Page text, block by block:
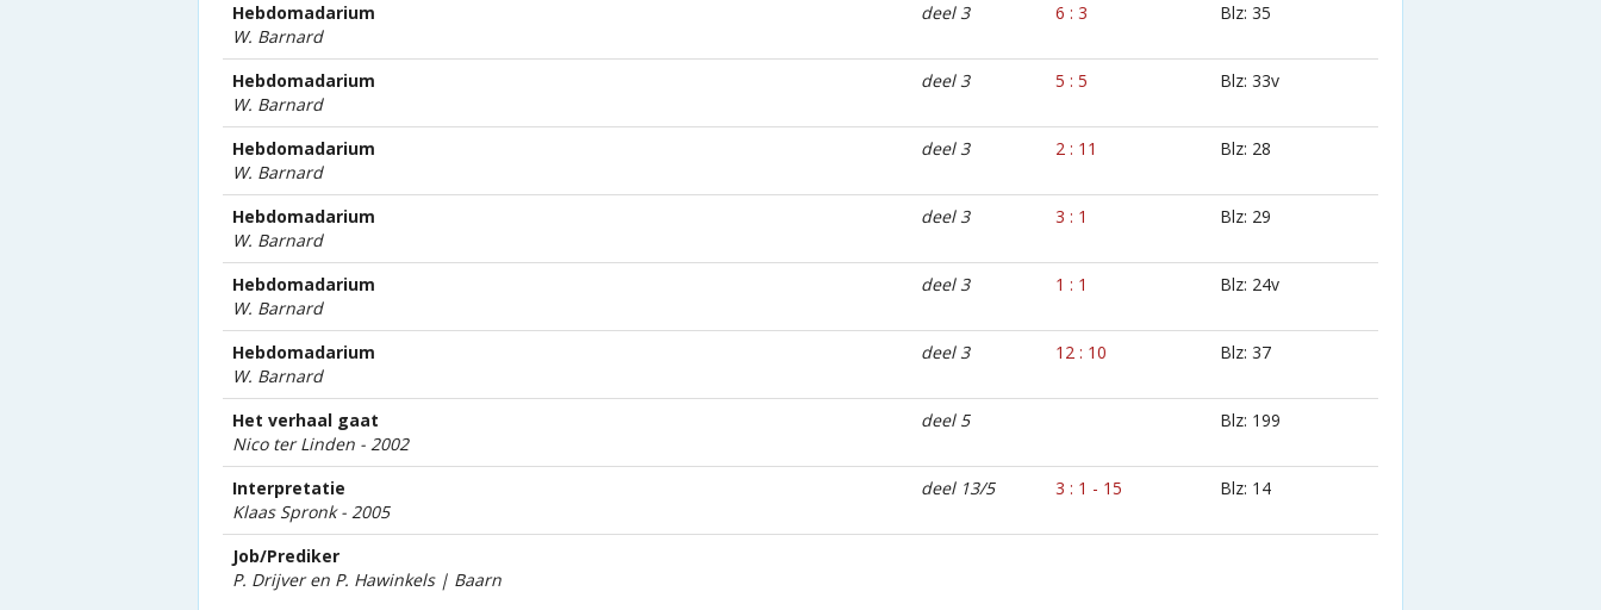
Hebdomadarium
W. Barnard
deel 3 6 : 3 Blz: 35
Hebdomadarium
W. Barnard
deel 3 5 : 5 Blz: 33v
Hebdomadarium
W. Barnard
deel 3 2 : 11 Blz: 28
Hebdomadarium
W. Barnard
deel 3 3 : 1 Blz: 29
Hebdomadarium
W. Barnard
deel 3 1 : 1 Blz: 24v
Hebdomadarium
W. Barnard
deel 3 12 : 10 Blz: 37
Het verhaal gaat
Nico ter Linden - 2002
deel 5 Blz: 199
Interpretatie
Klaas Spronk - 2005
deel 13/5 3 : 1 - 15 Blz: 14
Job/Prediker
P. Drijver en P. Hawinkels | Baarn